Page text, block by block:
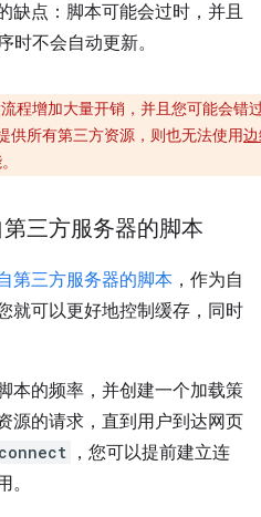
缺点：脚本可能会过时，并且
时不会自动更新。
程增加大量开销，并且您可能会错
供所有第三方资源，则也无法使用
三方服务器的脚本
第三方服务器的脚本 ，作为自
就可以更好地控制缓存，同时
本的频率，并创建一个加载策
源的请求，直到用户到达网页
，您可以提前建立连